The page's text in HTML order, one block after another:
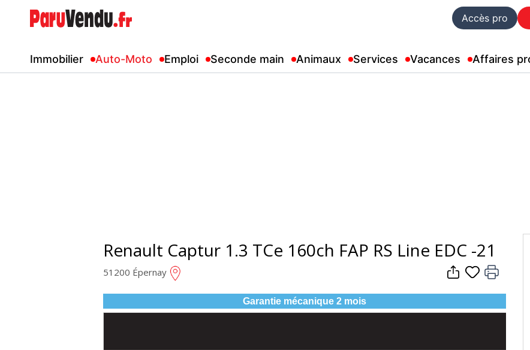
Accès pro
Immobilier Auto-Moto Emploi Seconde main Animaux Services Vacances Affaires
Renault Captur 1.3 TCe 160ch FAP RS Line EDC -21
51200 Épernay
Garantie mécanique 2 mois